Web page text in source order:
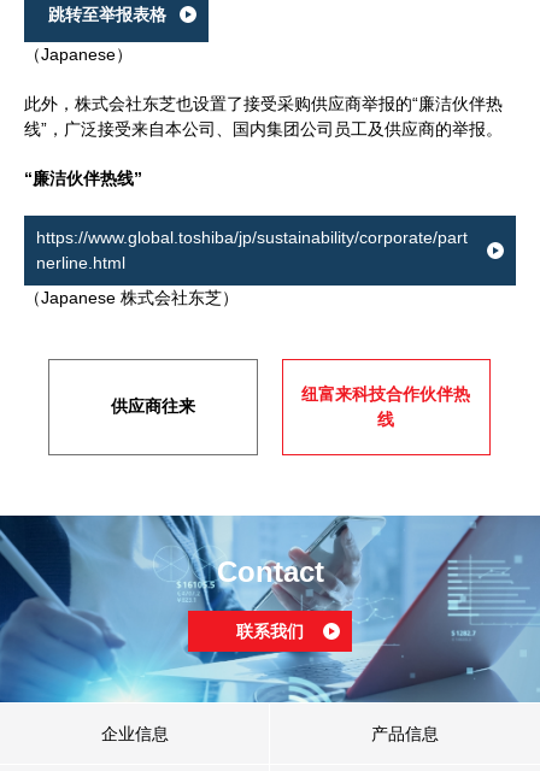
跳转至举报表格
（Japanese）
此外，株式会社东芝也设置了接受采购供应商举报的“廉洁伙伴热
线”，广泛接受来自本公司、国内集团公司员工及供应商的举报。
“廉洁伙伴热线”
https://www.global.toshiba/jp/sustainability/corporate/part
nerline.html
（Japanese 株式会社东芝）
供应商往来
纽富来科技合作伙伴热
线
Contact
联系我们
企业信息 产品信息